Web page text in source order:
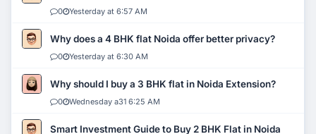
0 Yesterday at 6:57 AM
Why does a 4 BHK flat Noida offer better privacy?
0 Yesterday at 6:30 AM
Why should I buy a 3 BHK flat in Noida Extension?
0 Wednesday a31 6:25 AM
Smart Investment Guide to Buy 2 BHK Flat in Noida